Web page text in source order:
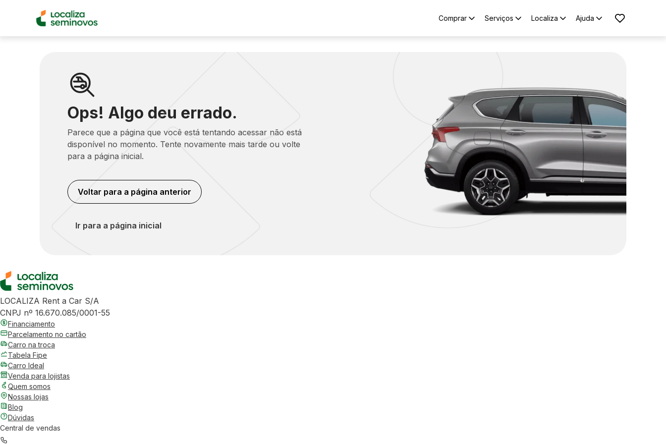
Comprar Serviços Localiza Ajuda
Ops! Algo deu errado.
Parece que a página que você está tentando acessar não está
disponível no momento. Tente novamente mais tarde ou volte
para a página inicial.
Voltar para a página anterior
Ir para a página inicial
LOCALIZA Rent a Car S/A
CNPJ nº 16.670.085/0001-55
Financiamento
Parcelamento no cartão
Carro na troca
Tabela Fipe
Carro Ideal
Venda para lojistas
Quem somos
Nossas lojas
Blog
Dúvidas
Central de vendas